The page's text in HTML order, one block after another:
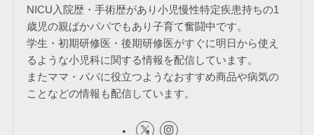
NICU入院歴・手術歴があり小児慢性特定疾患持ちの1
歳児の親ばかパパでもあり子育て奮闘中です。
学生・初期研修医・後期研修医がすぐに明日から使え
るような小児科に関する情報を配信しています。
またママ・パパに役立つようなおすすめ商品や病気の
ことなどの情報も配信しています。